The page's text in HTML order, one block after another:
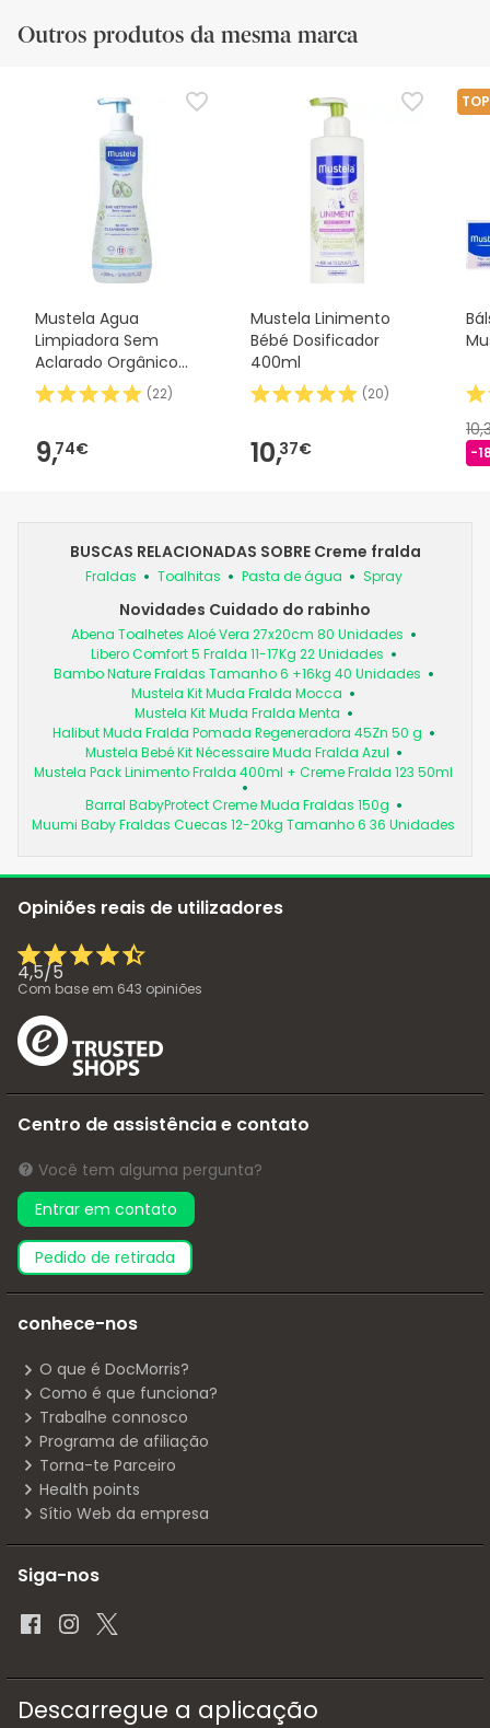
Outros produtos da mesma marca
Mustela Agua
Limpiadora Sem
Aclarado Orgânico
500ml
(22)
9,74€
Mustela Linimento
Bébé Dosificador
400ml
(20)
10,37€ -
BUSCAS RELACIONADAS SOBRE Creme fralda
Fraldas Toalhitas Pasta de água Spray
Novidades Cuidado do rabinho
Abena Toalhetes Aloé Vera 27x20cm 80 Unidades
Libero Comfort 5 Fralda 11-17Kg 22 Unidades
Bambo Nature Fraldas Tamanho 6 +16kg 40 Unidades
Mustela Kit Muda Fralda Mocca
Mustela Kit Muda Fralda Menta
Halibut Muda Fralda Pomada Regeneradora 45Zn 50 g
Mustela Bebé Kit Nécessaire Muda Fralda Azul
Mustela Pack Linimento Fralda 400ml + Creme Fralda 123 50ml
Barral BabyProtect Creme Muda Fraldas 150g
Muumi Baby Fraldas Cuecas 12-20kg Tamanho 6 36 Unidades
Opiniões reais de utilizadores
4,5/5
Com base em 643 opiniões
Centro de assistência e contato
Você tem alguma pergunta?
Entrar em contato
pedido de retirada
conhece-nos
O que é DocMorris?
Como é que funciona?
Trabalhe connosco
Programa de afiliação
Torna-te Parceiro
Health points
Sítio Web da empresa
Siga-nos
Descarregue a aplicação